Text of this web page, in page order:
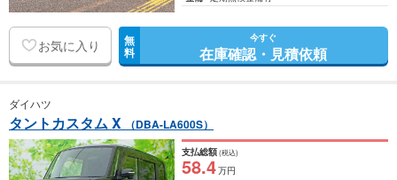
お気に入り 無
料
今すぐ
在庫確認・見積依頼
ダイハツ
タントカスタム X （DBA-LA600S）
支払総額(税込)
58.4万円